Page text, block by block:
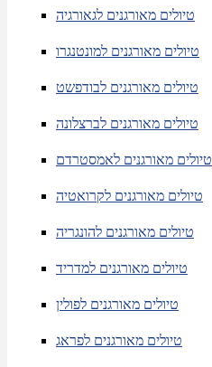
טיולים מאורגנים לגאורגיה
טיולים מאורגנים למונטנגרו
טיולים מאורגנים לבודפשט
טיולים מאורגנים לברצלונה
טיולים מאורגנים לאמסטרדם
טיולים מאורגנים לקרואטיה
טיולים מאורגנים להונגריה
טיולים מאורגנים למדריד
טיולים מאורגנים לפולין
טיולים מאורגנים לפראג